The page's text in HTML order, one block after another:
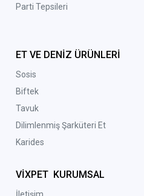
Parti Tepsileri
ET VE DENİZ ÜRÜNLERİ
Sosis
Biftek
Tavuk
Dilimlenmiş Şarküteri Et
Karides
VİXPET KURUMSAL